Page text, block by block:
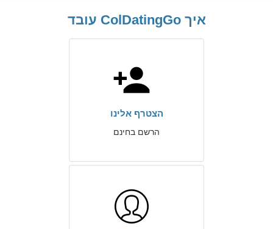
איך ColDatingGo עובד
הצטרף אלינו
הרשם בחינם